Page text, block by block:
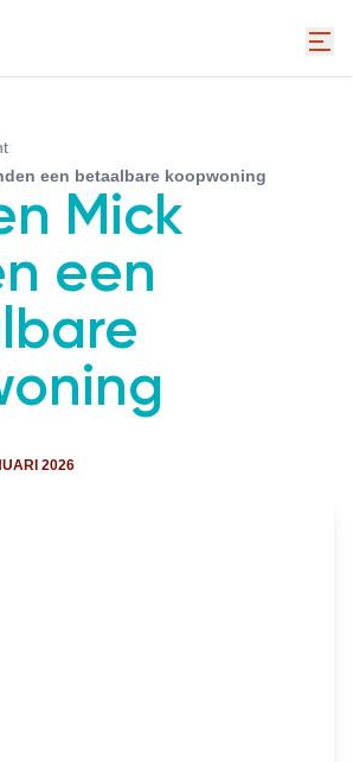
een betaalbare koopwoning
Mick
een
2026